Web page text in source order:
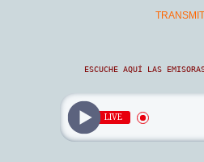
ESCUCHE AQUÍ LAS
LIVE